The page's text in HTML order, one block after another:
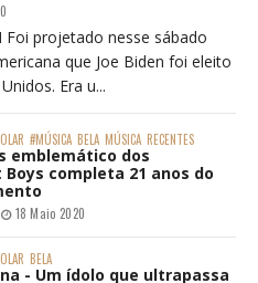
Foi projetado nesse sábado
que Joe Biden foi eleito
Era u...
#MÚSICA BELA MÚSICA RECENTES
emblemático dos
completa 21 anos do
18 Maio 2020
BELA
- Um ídolo que ultrapassa